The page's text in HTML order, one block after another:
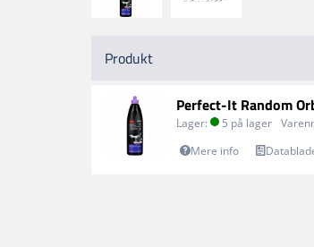
Produkt
Perfect-It Random
Lager: 5 på lager
Mere info